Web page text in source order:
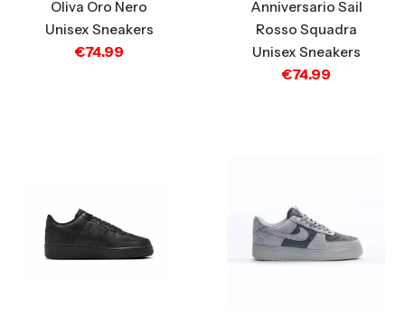
Oliva Oro Nero
Unisex Sneakers
€74.99
Anniversario Sail
Rosso Squadra
Unisex Sneakers
€74.99